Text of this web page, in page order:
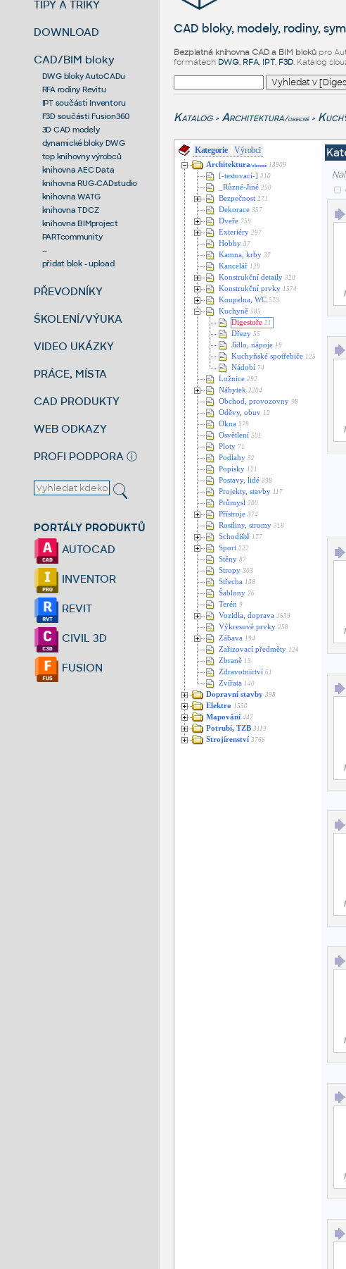
TIPY A TRIKY
DOWNLOAD
CAD/BIM bloky
DWG bloky AutoCADu
RFA rodiny Revitu
IPT součásti Inventoru
F3D součásti Fusion360
3D CAD modely
dynamické bloky DWG
top knihovny výrobců
knihovna AEC Data
knihovna RUG-CADstudio
knihovna WATG
knihovna TDCZ
knihovna BIMproject
PARTcommunity
--
přidat blok - upload
PŘEVODNÍKY
ŠKOLENÍ/VÝUKA
VIDEO UKÁZKY
PRÁCE, MÍSTA
CAD PRODUKTY
WEB ODKAZY
PROFI PODPORA ⓘ
PORTÁLY PRODUKTŮ
AUTOCAD
INVENTOR
REVIT
CIVIL 3D
FUSION
CAD bloky, modely, rodiny,
Bezplatná knihovna CAD a BIM blokůpro
formátech DWG, RFA, IPT, F3D. Katalog
Katalog > Architektura/obecné >
Kategorie Výrobci
Architektura/obecné 13909
[-testovací-] 210
_Různé-Jiné 250
Bezpečnost 271
Dekorace 357
Dveře 759
Exteriéry 297
Hobby 37
Kamna, krby 37
Kancelář 129
Konstrukční detaily 320
Konstrukční prvky 1574
Koupelna, WC 573
Kuchyně 585
Digestoře 21
Dřezy 55
Jídlo, nápoje 19
Kuchyňské spotřebiče 125
Nádobí 74
Ložnice 292
Nábytek 2204
Obchod, provozovny 98
Oděvy, obuv 12
Okna 379
Osvětlení 501
Ploty 71
Podlahy 32
Popisky 121
Postavy, lidé 398
Projekty, stavby 117
Průmysl 200
Přístroje 374
Rostliny, stromy 318
Schodiště 177
Sport 222
Stěny 87
Stropy 303
Střecha 138
Šablony 26
Terén 9
Vozidla, doprava 1639
Výkresové prvky 258
Zábava 194
Zařizovací předměty 124
Zbraně 13
Zdravotnictví 61
Zvířata 140
Dopravní stavby 398
Elektro 1550
Mapování 447
Potrubí, TZB 3119
Strojírenství 3766